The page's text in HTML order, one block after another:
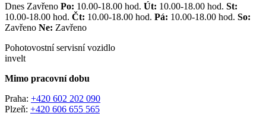
Dnes Zavřeno Po: 10.00-18.00 hod. Út: 10.00-18.00 hod. St:
10.00-18.00 hod. Čt: 10.00-18.00 hod. Pá: 10.00-18.00 hod. So:
Zavřeno Ne: Zavřeno
Pohotovostní servisní vozidlo
invelt
Mimo pracovní dobu
Praha: +420 602 202 090
Plzeň: +420 606 655 565